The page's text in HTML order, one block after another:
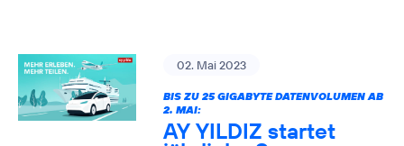
02. Mai 2023
BIS ZU 25 GIGABYTE DATENVOLUMEN AB
2. MAI:
AY YILDIZ startet